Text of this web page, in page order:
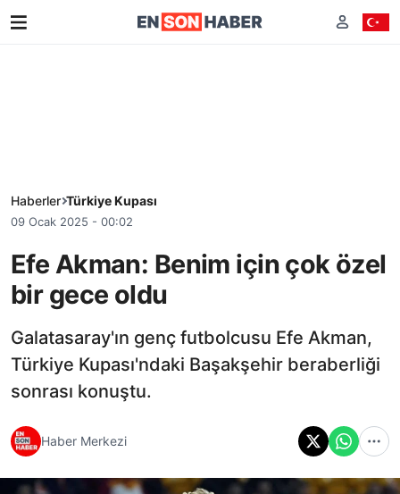
Haberler Türkiye Kupası
09 Ocak 2025 - 00:02
Efe Akman: Benim için çok özel
bir gece oldu
Galatasaray'ın genç futbolcusu Efe Akman,
Türkiye Kupası'ndaki Başakşehir beraberliği
sonrası konuştu.
Haber Merkezi